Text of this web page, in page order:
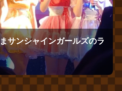
サンシャインガールズのラ